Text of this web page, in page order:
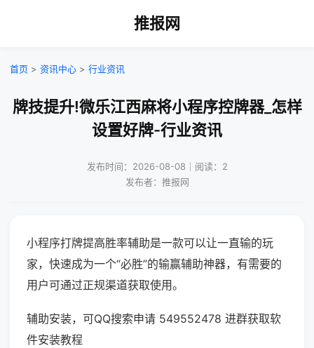
推报网
首页 > 资讯中心 > 行业资讯
牌技提升!微乐江西麻将小程序控牌器_怎样
设置好牌-行业资讯
发布时间：2026-08-08｜阅读：2
发布者：推报网
小程序打牌提高胜率辅助是一款可以让一直输的玩
家，快速成为一个“必胜”的输赢辅助神器，有需要的
用户可通过正规渠道获取使用。
辅助安装，可QQ搜索申请 549552478 进群获取软
件安装教程